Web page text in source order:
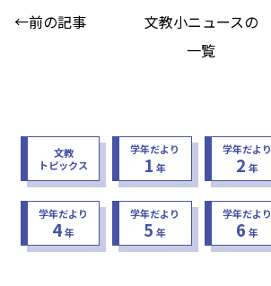
←前の記事
文教小ニュースの
一覧
文教
トピックス
学年だより
1 年
学年だより
2 年
学年だより
4年
学年だより
5 年
学年だより
6 年